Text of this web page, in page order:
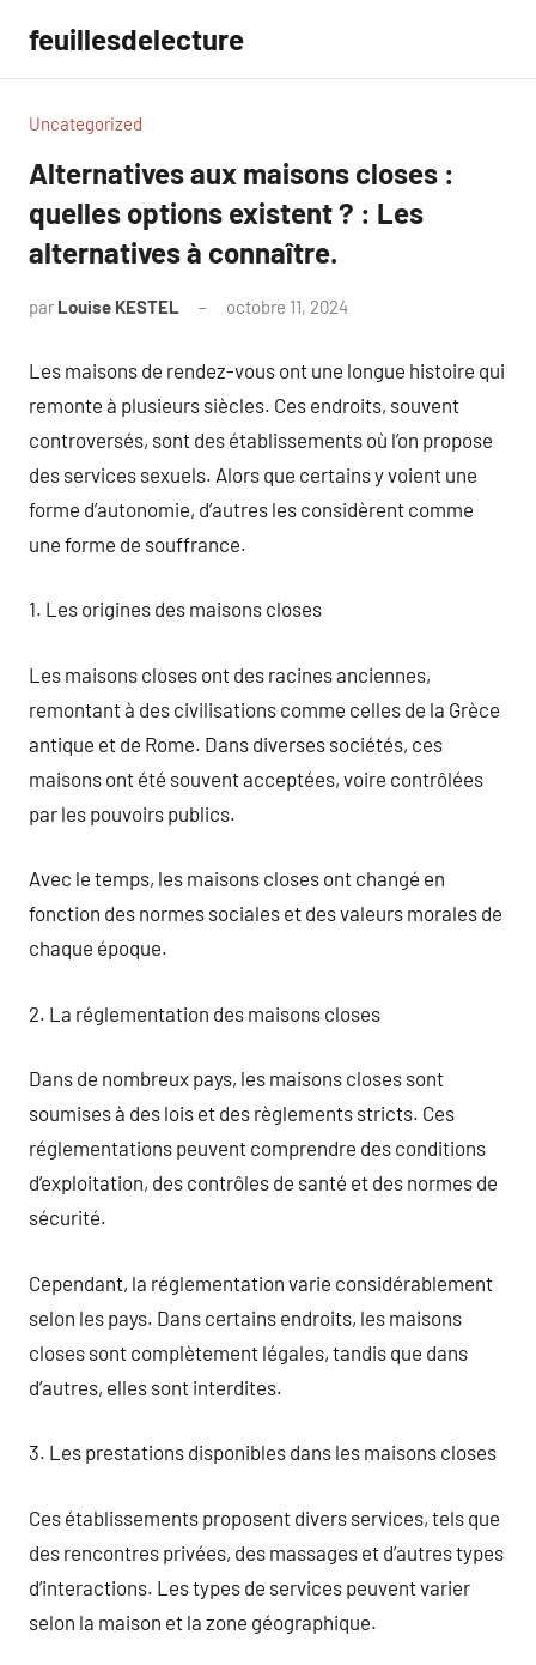
contenu
feuillesdelecture
Uncategorized
Alternatives aux maisons closes :
quelles options existent ? : Les
alternatives à connaître.
par Louise KESTEL octobre 11, 2024
Les maisons de rendez-vous ont une longue histoire qui
remonte à plusieurs siècles. Ces endroits, souvent
controversés, sont des établissements où l’on propose
des services sexuels. Alors que certains y voient une
forme d’autonomie, d’autres les considèrent comme
une forme de souffrance.
1. Les origines des maisons closes
Les maisons closes ont des racines anciennes,
remontant à des civilisations comme celles de la Grèce
antique et de Rome. Dans diverses sociétés, ces
maisons ont été souvent acceptées, voire contrôlées
par les pouvoirs publics.
Avec le temps, les maisons closes ont changé en
fonction des normes sociales et des valeurs morales de
chaque époque.
2. La réglementation des maisons closes
Dans de nombreux pays, les maisons closes sont
soumises à des lois et des règlements stricts. Ces
réglementations peuvent comprendre des conditions
d’exploitation, des contrôles de santé et des normes de
sécurité.
Cependant, la réglementation varie considérablement
selon les pays. Dans certains endroits, les maisons
closes sont complètement légales, tandis que dans
d’autres, elles sont interdites.
3. Les prestations disponibles dans les maisons closes
Ces établissements proposent divers services, tels que
des rencontres privées, des massages et d’autres types
d’interactions. Les types de services peuvent varier
selon la maison et la zone géographique.